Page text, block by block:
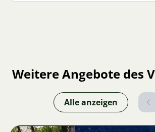
Weitere Angebote des
Alle anzeigen